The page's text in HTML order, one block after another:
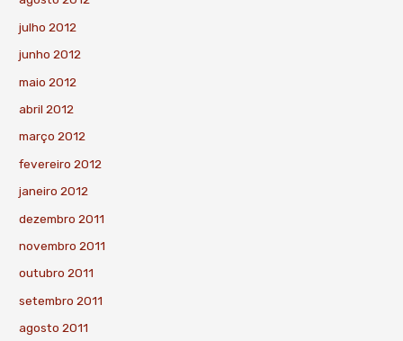
julho 2012
junho 2012
maio 2012
abril 2012
março 2012
fevereiro 2012
janeiro 2012
dezembro 2011
novembro 2011
outubro 2011
setembro 2011
agosto 2011